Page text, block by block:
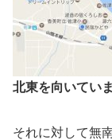
北東を向いてい
それに対して無